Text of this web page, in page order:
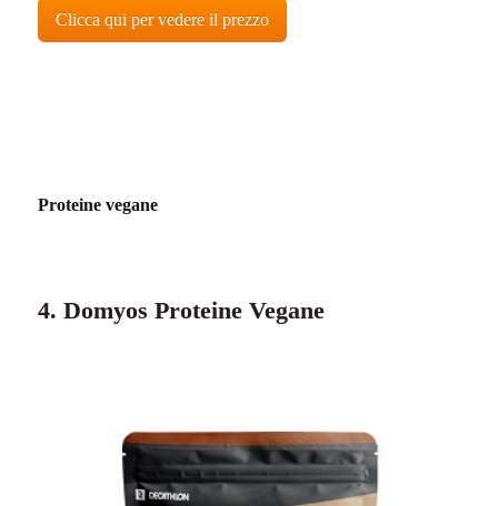
Clicca qui per vedere il prezzo
Proteine vegane
4. Domyos Proteine Vegane